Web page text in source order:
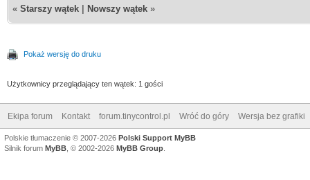
« Starszy wątek Nowszy wątek »
Pokaż wersję do druku
Użytkownicy przeglądający ten wątek: 1 gości
Ekipa forum Kontakt forum.tinycontrol.pl Wróć do góry Wersja bez grafiki
Polskie tłumaczenie © 2007-2026 Polski Support MyBB
Silnik forum MyBB , © 2002-2026 MyBB Group